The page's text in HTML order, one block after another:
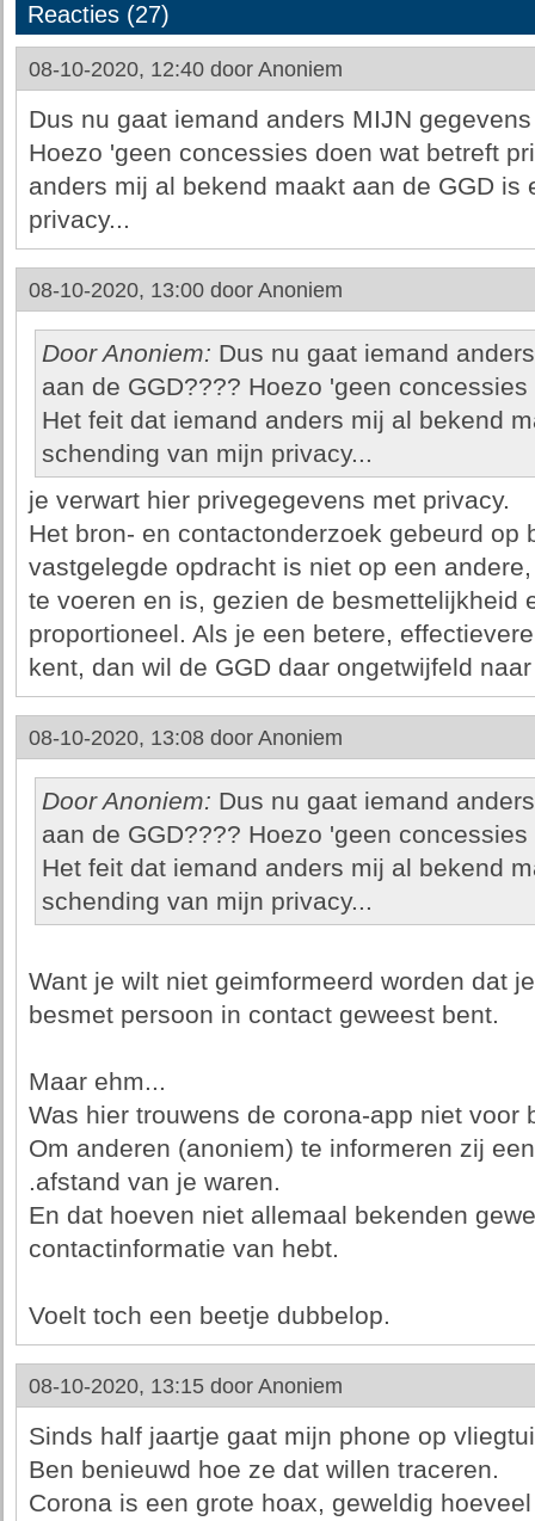
Reacties (27)
08-10-2020, 12:40 door Anoniem
Dus nu gaat iemand anders MIJN
Hoezo 'geen concessies doen wat betreft
anders mij al bekend maakt aan de GGD is
privacy...
08-10-2020, 13:00 door Anoniem
Door Anoniem: Dus nu gaat iemand
aan de GGD???? Hoezo 'geen
Het feit dat iemand anders mij al bekend
schending van mijn privacy...
je verwart hier privegegevens met privacy.
Het bron- en contactonderzoek gebeurd op
vastgelegde opdracht is niet op een
te voeren en is, gezien de besmettelijkheid
proportioneel. Als je een betere,
kent, dan wil de GGD daar ongetwijfeld
08-10-2020, 13:08 door Anoniem
Door Anoniem: Dus nu gaat iemand
aan de GGD???? Hoezo 'geen
Het feit dat iemand anders mij al bekend
schending van mijn privacy...
Want je wilt niet geimformeerd worden dat
besmet persoon in contact geweest bent.
Maar ehm...
Was hier trouwens de corona-app niet voor
Om anderen (anoniem) te informeren zij
.afstand van je waren.
En dat hoeven niet allemaal bekenden
contactinformatie van hebt.
Voelt toch een beetje dubbelop.
08-10-2020, 13:15 door Anoniem
Sinds half jaartje gaat mijn phone op
Ben benieuwd hoe ze dat willen traceren.
Corona is een grote hoax, geweldig